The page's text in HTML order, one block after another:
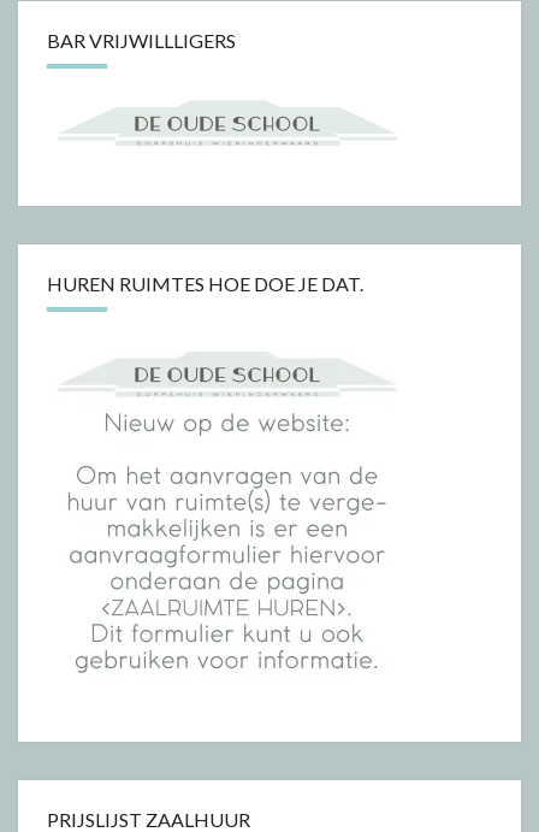
BAR VRIJWILLLIGERS
HUREN RUIMTES HOE DOE JE DAT.
PRIJSLIJST ZAALHUUR